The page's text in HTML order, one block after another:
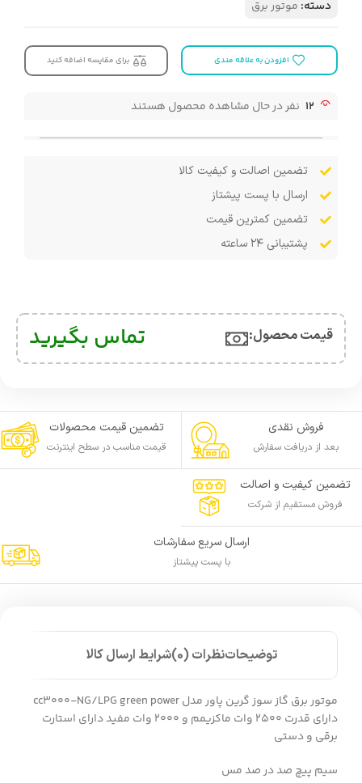
دسته: موتور برق
افزودن به علاقه مندی برای مقایسه اضافه کنید
12 نفر در حال مشاهده محصول هستند
تضمین اصالت و کیفیت کالا
ارسال با پست پیشتاز
تضمین کمترین قیمت
پشتیبانی ۲۴ ساعته
قیمت محصول:​ تماس بگیرید
فروش نقدی
بعد از دریافت سفارش
تضمین قیمت محصولات
قیمت مناسب در سطح اینترنت
تضمین کیفیت و اصالت
فروش مستقیم از شرکت
ارسال سریع سفارشات
با پست پیشتاز
توضیحاتنظرات (0) شرایط ارسال کالا
موتور برق گاز سوز گرین پاور مدل cc3000-NG/LPG green power
دارای قدرت 2500 وات ماکزیمم و 2000 وات مفید دارای استارت
برقی و دستی
سیم پیچ صد در صد مس